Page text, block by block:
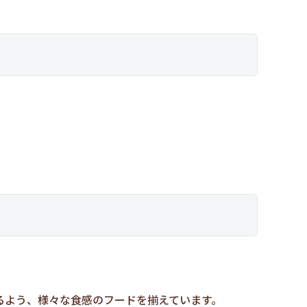
う、様々な食感のフードを揃えています。